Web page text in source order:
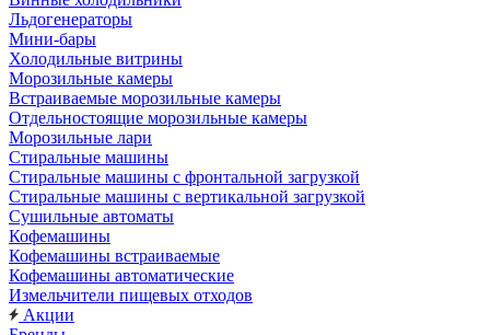
Льдогенераторы
Мини-бары
Холодильные витрины
Морозильные камеры
Встраиваемые морозильные камеры
Отдельностоящие морозильные камеры
Морозильные лари
Стиральные машины
Стиральные машины с фронтальной загрузкой
Стиральные машины с вертикальной загрузкой
Сушильные автоматы
Кофемашины
Кофемашины встраиваемые
Кофемашины автоматические
Измельчители пищевых отходов
Акции